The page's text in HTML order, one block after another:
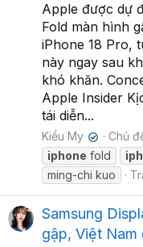
Apple được dự
Fold màn hình
iPhone 18 Pro,
này ngay sau
khó khăn.
Apple Insider
tái diễn...
Kiều My ✔ Chủ
iphone fold
ming-chi kuo
Samsung
gập, Việt Nam